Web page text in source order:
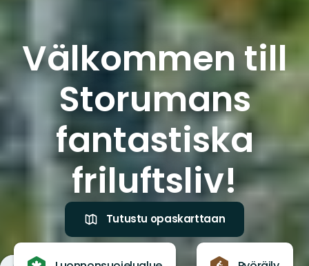
Välkommen till
Storumans
fantastiska
friluftsliv!
Tutustu opaskarttaan